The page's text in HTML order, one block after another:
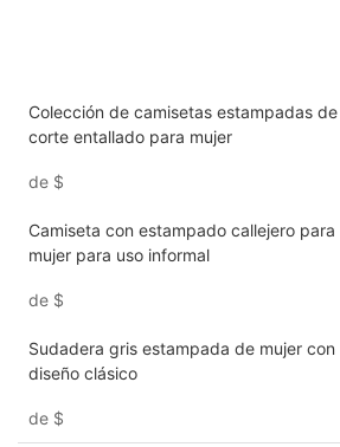
Colección de camisetas estampadas de
corte entallado para mujer
de $
Camiseta con estampado callejero para
mujer para uso informal
de $
Sudadera gris estampada de mujer con
diseño clásico
de $